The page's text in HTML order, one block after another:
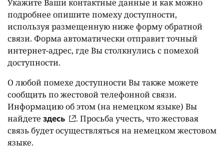
Укажите Ваши контактные данные и как можно
подробнее опишите помеху доступности,
используя размещенную ниже форму обратной
связи. Форма автоматически отправит точный
интернет-адрес, где Вы столкнулись с помехой
доступности.
О любой помехе доступности Вы также можете
сообщить по жестовой телефонной связи.
Информацию об этом (на немецком языке) Вы
найдете здесь
. Просьба учесть, что жестовая
связь будет осуществляться на немецком жестовом
языке.